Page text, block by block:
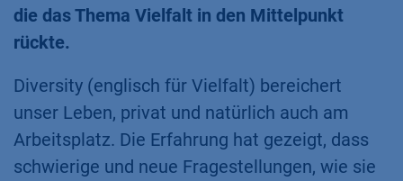
die das Thema Vielfalt in den Mittelpunkt
rückte.
Diversity (englisch für Vielfalt) bereichert
unser Leben, privat und natürlich auch am
Arbeitsplatz. Die Erfahrung hat gezeigt, dass
schwierige und neue Fragestellungen, wie sie